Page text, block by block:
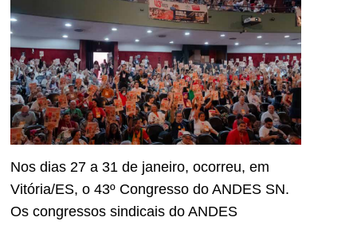
Nos dias 27 a 31 de janeiro, ocorreu, em
Vitória/ES, o 43º Congresso do ANDES SN.
Os congressos sindicais do ANDES